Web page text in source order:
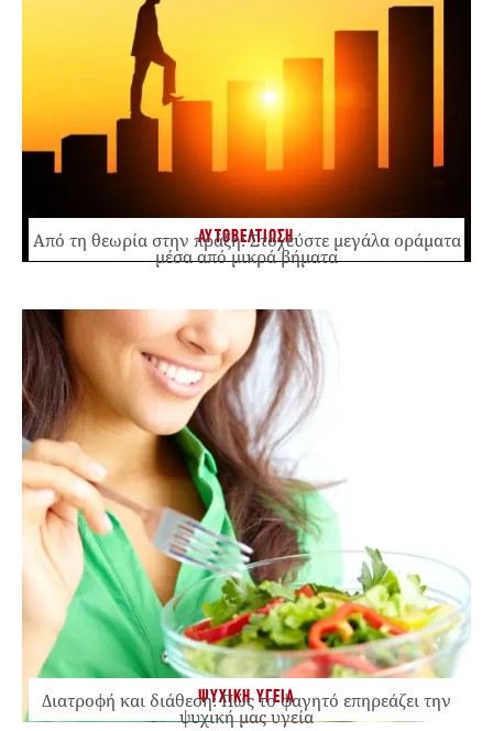
ΑΥΤΟΒΕΛΤΙΩΣΗ
Από τη θεωρία στην πράξη: Στοχεύστε μεγάλα οράματα
μέσα από μικρά βήματα
ΨΥΧΙΚΗ ΥΓΕΙΑ
Διατροφή και διάθεση: Πώς το φαγητό επηρεάζει την
ψυχική μας υγεία